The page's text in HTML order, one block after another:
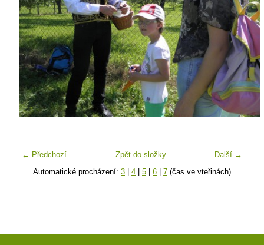
← Předchozí Další →
Zpět do složky
Automatické procházení: 3 | 4 | 5 | 6 | 7 (čas ve vteřinách)